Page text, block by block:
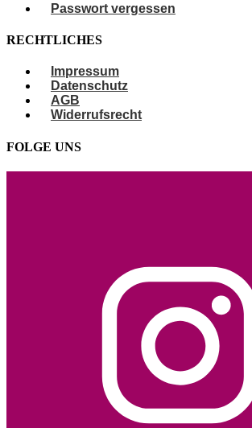
Passwort vergessen
RECHTLICHES
Impressum
Datenschutz
AGB
Widerrufsrecht
FOLGE UNS